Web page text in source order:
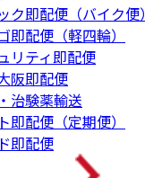
ク即配便（バイク便）
即配便（軽四輪）
リティ即配便
阪即配便
治験薬輸送
即配便（定期便）
即配便